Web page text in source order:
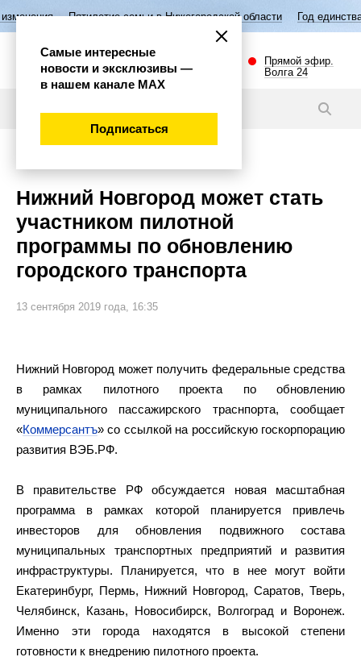
семьи в Нижегородской области Год единства народов России
Прямой эфир.
Волга 24
Нижний Новгород может стать
участником пилотной
программы по обновлению
городского транспорта
13 сентября 2019 года, 16:35
Нижний Новгород может получить федеральные средства
в рамках пилотного проекта по обновлению
муниципального пассажирского траснпорта, сообщает
«Коммерсантъ» со ссылкой на российскую госкорпорацию
развития ВЭБ.РФ.
В правительстве РФ обсуждается новая масштабная
программа в рамках которой планируется привлечь
инвесторов для обновления подвижного состава
муниципальных транспортных предприятий и развития
инфраструктуры. Планируется, что в нее могут войти
Екатеринбург, Пермь, Нижний Новгород, Саратов, Тверь,
Челябинск, Казань, Новосибирск, Волгоград и Воронеж.
Именно эти города находятся в высокой степени
готовности к внедрению пилотного проекта.
Самые интересные
новости и эксклюзивы —
в нашем канале МАХ
Подписаться